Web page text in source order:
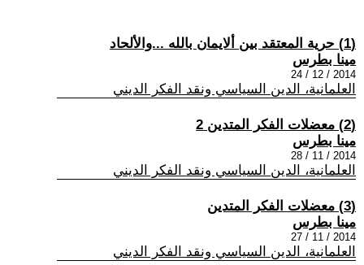
(1) حرية المعتقد بين ألايمان بالله ...والألحاد
مينا بطرس
2014 / 12 / 24
العلمانية، الدين السياسي ونقد الفكر الديني
(2) معضلات الفكر المتدين 2
مينا بطرس
2014 / 11 / 28
العلمانية، الدين السياسي ونقد الفكر الديني
(3) معضلات الفكر المتدين
مينا بطرس
2014 / 11 / 27
العلمانية، الدين السياسي ونقد الفكر الديني